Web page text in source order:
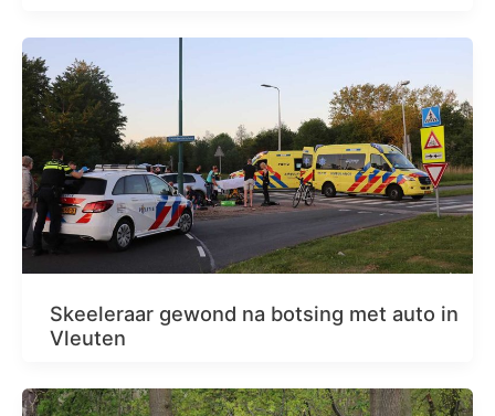
Skeeleraar gewond na botsing met auto in
Vleuten